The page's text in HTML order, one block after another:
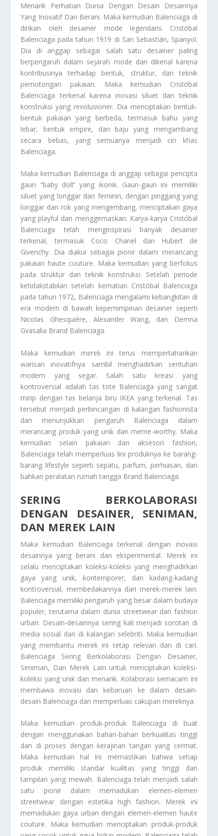
Menarik Perhatian Dunia Dengan Desain Desainnya
Yang Inovatif Dan Berani. Maka kemudian Balenciaga di
dirikan oleh desainer mode legendaris Cristóbal
Balenciaga pada tahun 1919 di San Sebastián, Spanyol.
Dia di anggap sebagai salah satu desainer paling
berpengaruh dalam sejarah mode dan dikenal karena
kontribusinya terhadap bentuk, struktur, dan teknik
pemotongan pakaian. Maka kemudian Cristóbal
Balenciaga terkenal karena inovasi siluet dan teknik
konstruksi yang revolusioner. Dia menciptakan bentuk-
bentuk pakaian yang berbeda, termasuk bahu yang
lebar, bentuk empire, dan baju yang mengambang
secara bebas, yang semuanya menjadi ciri khas
Balenciaga.
Maka kemudian Balenciaga di anggap sebagai pencipta
gaun “baby doll” yang ikonik. Gaun-gaun ini memiliki
siluet yang longgar dan feminin, dengan pinggang yang
longgar dan rok yang mengembang, menciptakan gaya
yang playful dan menggemaskan. Karya-karya Cristóbal
Balenciaga telah menginspirasi banyak desainer
terkenal, termasuk Coco Chanel dan Hubert de
Givenchy. Dia diakui sebagai pionir dalam merancang
pakaian haute couture. Maka kemudian yang berfokus
pada struktur dan teknik konstruksi. Setelah periode
ketidakstabilan setelah kematian Cristóbal Balenciaga
pada tahun 1972, Balenciaga mengalami kebangkitan di
era modern di bawah kepemimpinan desainer seperti
Nicolas Ghesquière, Alexander Wang, dan Demna
Gvasalia Brand Balenciaga.
Maka kemudian merek ini terus mempertahankan
warisan inovatifnya sambil menghadirkan sentuhan
modern yang segar. Salah satu kreasi yang
kontroversial adalah tas tote Balenciaga yang sangat
mirip dengan tas belanja biru IKEA yang terkenal. Tas
tersebut menjadi perbincangan di kalangan fashionista
dan menunjukkan pengaruh Balenciaga dalam
merancang produk yang unik dan meme-worthy. Maka
kemudian selain pakaian dan aksesori fashion,
Balenciaga telah memperluas lini produknya ke barang-
barang lifestyle seperti sepatu, parfum, perhiasan, dan
bahkan peralatan rumah tangga Brand Balenciaga.
SERING BERKOLABORASI
DENGAN DESAINER, SENIMAN,
DAN MEREK LAIN
Maka kemudian Balenciaga terkenal dengan inovasi
desainnya yang berani dan eksperimental. Merek ini
selalu menciptakan koleksi-koleksi yang menghadirkan
gaya yang unik, kontemporer, dan kadang-kadang
kontroversial, membedakannya dari merek-merek lain.
Balenciaga memiliki pengaruh yang besar dalam budaya
populer, terutama dalam dunia streetwear dan fashion
urban. Desain-desainnya sering kali menjadi sorotan di
media sosial dan di kalangan selebriti. Maka kemudian
yang membantu merek ini tetap relevan dan di cari.
Balenciaga Sering Berkolaborasi Dengan Desainer,
Seniman, Dan Merek Lain untuk menciptakan koleksi-
koleksi yang unik dan menarik. Kolaborasi semacam ini
membawa inovasi dan kebaruan ke dalam desain-
desain Balenciaga dan memperluas cakupan mereknya.
Maka kemudian produk-produk Balenciaga di buat
dengan menggunakan bahan-bahan berkualitas tinggi
dan di proses dengan kerajinan tangan yang cermat.
Maka kemudian hal ini memastikan bahwa setiap
produk memiliki standar kualitas yang tinggi dan
tampilan yang mewah. Balenciaga telah menjadi salah
satu pionir dalam memadukan elemen-elemen
streetwear dengan estetika high fashion. Merek ini
memadukan gaya urban dengan elemen-elemen haute
couture. Maka kemudian menciptakan produk-produk